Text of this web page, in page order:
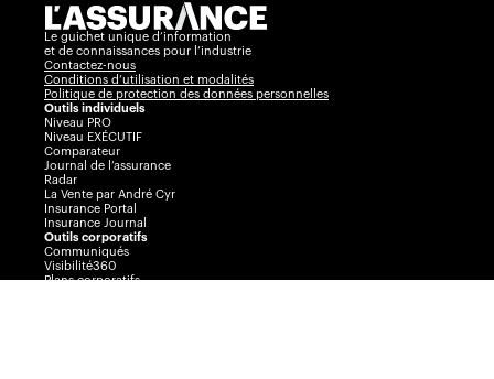
Le guichet unique d’information
et de connaissances pour l’industrie
Contactez-nous
Conditions d’utilisation et modalités
Politique de protection des données personnelles
Outils individuels
Niveau PRO
Niveau EXÉCUTIF
Comparateur
Journal de l’assurance
Radar
La Vente par André Cyr
Insurance Portal
Insurance Journal
Outils corporatifs
Communiqués
Visibilité360
Plans corporatifs